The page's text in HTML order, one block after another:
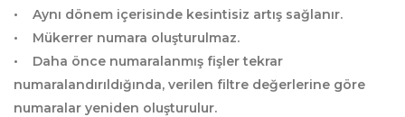
• Aynı dönem içerisinde kesintisiz artış sağlanır.
• Mükerrer numara oluşturulmaz.
• Daha önce numaralanmış fişler tekrar
numaralandırıldığında, verilen filtre değerlerine göre
numaralar yeniden oluşturulur.